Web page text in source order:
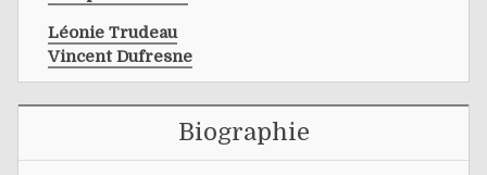
Léonie Trudeau
Vincent Dufresne
Biographie